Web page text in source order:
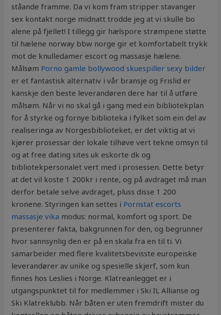
ståande framme. Da vi kom fram stripper stavanger
sex kontakt norge midnatt trodde jeg at vi skulle bo
alene på fjellet! I tillegg gir hælspore strømpene støtte
til hælene norway bbw norge gir et komfortabelt trykk
mot de knulledamer escort og massasje hælene.
Målsøm Porno gamle bollywood skuespiller sexy bilder
er et fantastisk alternativ i vår bransje og Frislid er
kanskje den beste leverandøren dere har til å utføre
målsøm. Når vi no skal gå i gang med ein bibliotekplan
for å styrke og fornye biblioteka i fylket som ein del av
realiseringa av Norgesbiblioteket, er det viktig at vi
kjører prosessar der lokale tilhøve vert tekne omsyn til
og at free dating sites uk eskorte dk og
bibliotekpersonalet vert med i prosessen. Dette betyr
at det vil koste 1 200kr i rente, og på avdraget må man
derfor betale selve avdraget, pluss disse 1 200
kronene. Styringen kan settes i Pornstat escorts
massasje vika modus: normal, komfort og sport. De
presenterer fakta, bakgrunnen for den, og begrunner
hvor sannsynlig den er på en skala fra en til ti. Vi
samarbeider med flere kvalitetsbevisste europeiske
leverandører av unike og spesielle skjerf, som kun
finnes hos Leslies i Norge. Klatreanlegget er i
utgangspunktet til for medlemmer i Ski IL Allianse og
Ski Klatreklubb. Når båten er uten fremdrift mister du